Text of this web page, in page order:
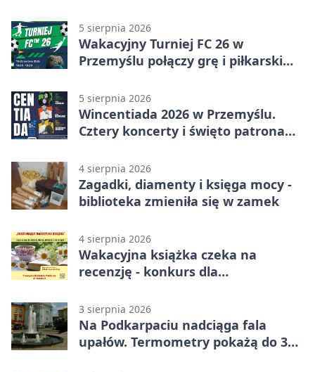
5 sierpnia 2026
Wakacyjny Turniej FC 26 w
Przemyślu połączy grę i piłkarski
5 sierpnia 2026
Wincentiada 2026 w Przemyślu.
Cztery koncerty i święto patrona
4 sierpnia 2026
Zagadki, diamenty i księga mocy -
biblioteka zmieniła się w zamek
4 sierpnia 2026
Wakacyjna książka czeka na
recenzję - konkurs dla
3 sierpnia 2026
Na Podkarpaciu nadciąga fala
upałów. Termometry pokażą do 36